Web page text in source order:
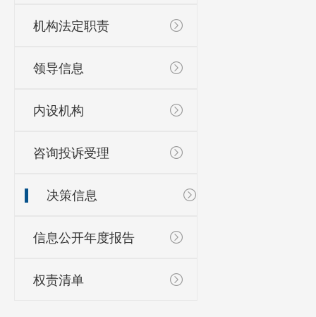
机构法定职责
领导信息
内设机构
咨询投诉受理
决策信息
信息公开年度报告
权责清单